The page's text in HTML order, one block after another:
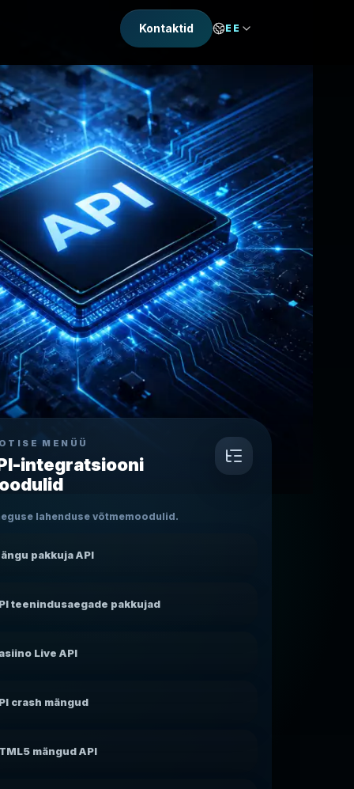
Kontaktid EE
MENÜÜ
integratsiooni
lahenduse võtmemoodulid.
pakkuja API
teenindusaegade pakkujad
Live API
crash mängud
mängud API